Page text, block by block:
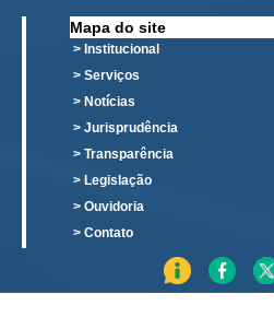
Inscrição para mediação e
grau
Perguntas Frequentes
Eventos
Portal Execução
Portal Proad
Portal dos Precatórios e
Programa Aprendizagem
Mapa do site
> Institucional
> Serviços
> Notícias
> Jurisprudência
> Transparência
> Legislação
> Ouvidoria
> Contato